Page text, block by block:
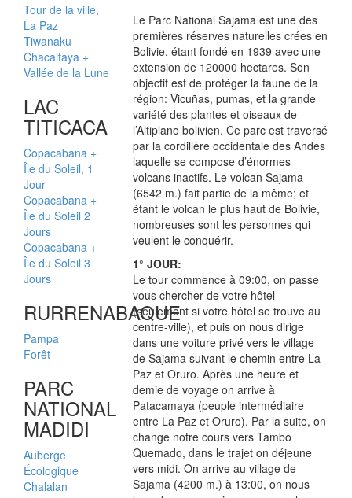
Tour de la ville,
La Paz
Tiwanaku
Chacaltaya +
Vallée de la Lune
LAC
TITICACA
Copacabana +
Île du Soleil, 1
Jour
Copacabana +
Île du Soleil 2
Jours
Copacabana +
Île du Soleil 3
Jours
RURRENABAQUE
Pampa
Forêt
PARC
NATIONAL
MADIDI
Auberge
Écologique
Chalalan
Le Parc National Sajama est une des
premières réserves naturelles crées en
Bolivie, étant fondé en 1939 avec une
extension de 120000 hectares. Son
objectif est de protéger la faune de la
région: Vicuñas, pumas, et la grande
variété des plantes et oiseaux de
l’Altiplano bolivien. Ce parc est traversé
par la cordillère occidentale des Andes
laquelle se compose d’énormes
volcans inactifs. Le volcan Sajama
(6542 m.) fait partie de la même; et
étant le volcan le plus haut de Bolivie,
nombreuses sont les personnes qui
veulent le conquérir.
1° JOUR:
Le tour commence à 09:00, on passe
vous chercher de votre hôtel
(seulement si votre hôtel se trouve au
centre-ville), et puis on nous dirige
dans une voiture privé vers le village
de Sajama suivant le chemin entre La
Paz et Oruro. Après une heure et
demie de voyage on arrive à
Patacamaya (peuple intermédiaire
entre La Paz et Oruro). Par la suite, on
change notre cours vers Tambo
Quemado, dans le trajet on déjeune
vers midi. On arrive au village de
Sajama (4200 m.) à 13:00, on nous